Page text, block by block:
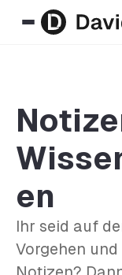
en
Ihr seid auf
Vorgehen